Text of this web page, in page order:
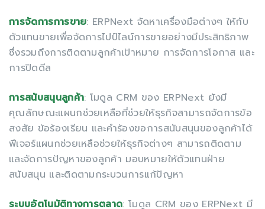
การจัดการการขาย: ERPNext จัดหาเครื่องมือต่างๆ ให้กับ
ตัวแทนขายเพื่อจัดการไปป์ไลน์การขายอย่างมีประสิทธิภาพ
ซึ่งรวมถึงการติดตามลูกค้าเป้าหมาย การจัดการโอกาส และ
การปิดดีล
การสนับสนุนลูกค้า: โมดูล CRM ของ ERPNext ยังมี
คุณลักษณะแผนกช่วยเหลือที่ช่วยให้ธุรกิจสามารถจัดการข้อ
สงสัย ข้อร้องเรียน และคำร้องขอการสนับสนุนของลูกค้าได้
ฟีเจอร์แผนกช่วยเหลือช่วยให้ธุรกิจต่างๆ สามารถติดตาม
และจัดการปัญหาของลูกค้า มอบหมายให้ตัวแทนฝ่าย
สนับสนุน และติดตามกระบวนการแก้ปัญหา
ระบบอัตโนมัติทางการตลาด: โมดูล CRM ของ ERPNext มี